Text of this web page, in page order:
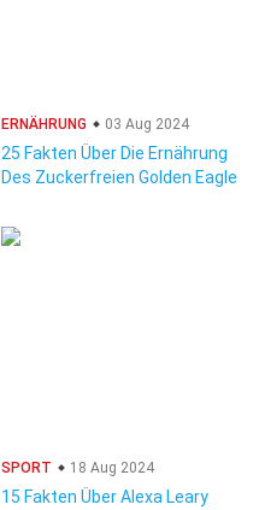
ERNÄHRUNG 03 Aug 2024
25 Fakten Über Die Ernährung
Des Zuckerfreien Golden Eagle
SPORT 18 Aug 2024
15 Fakten Über Alexa Leary